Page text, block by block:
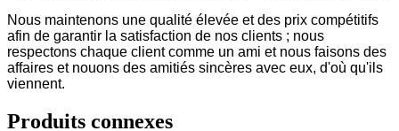
Nous maintenons une qualité élevée et des prix compétitifs
afin de garantir la satisfaction de nos clients ; nous
respectons chaque client comme un ami et nous faisons des
affaires et nouons des amitiés sincères avec eux, d'où qu'ils
viennent.
Produits connexes